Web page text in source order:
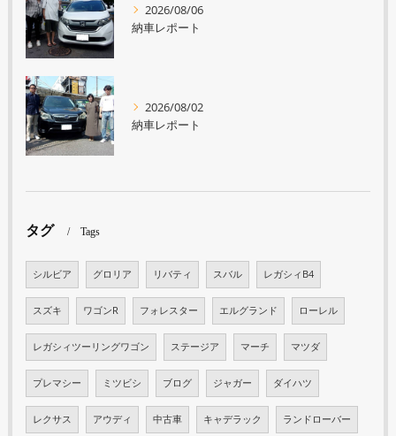
2026/08/06
納車レポート
2026/08/02
納車レポート
タグ Tags
シルビア グロリア リバティ スバル レガシィB4
スズキ ワゴンR フォレスター エルグランド ローレル
レガシィツーリングワゴン ステージア マーチ マツダ
プレマシー ミツビシ ブログ ジャガー ダイハツ
レクサス アウディ 中古車 キャデラック ランドローバー